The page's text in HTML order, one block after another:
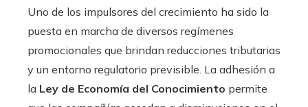
Uno de los impulsores del crecimiento ha sido la
puesta en marcha de diversos regímenes
promocionales que brindan reducciones tributarias
y un entorno regulatorio previsible. La adhesión a
la Ley de Economía del Conocimiento permite